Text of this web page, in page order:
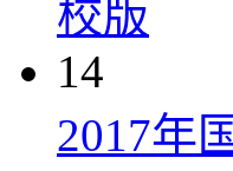
校版
14
2017年